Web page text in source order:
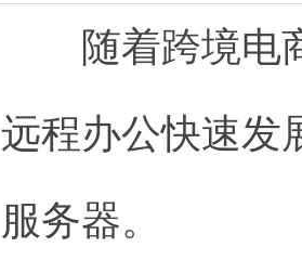
随着跨境电
远程办公快速发
服务器。